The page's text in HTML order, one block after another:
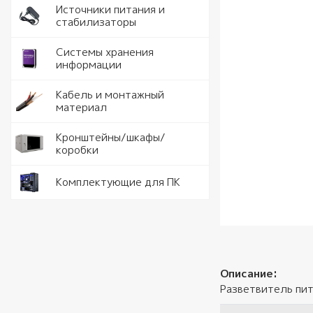
Источники питания и
стабилизаторы
Системы хранения
информации
Кабель и монтажный
материал
Кронштейны/шкафы/
коробки
Комплектующие для ПК
Описание:
Разветвитель